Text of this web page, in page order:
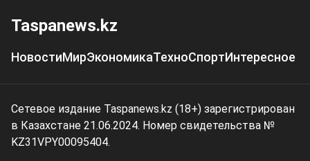
Taspanews.kz
НовостиМирЭкономикаТехноСпортИнтересное
Сетевое издание Taspanews.kz (18+) зарегистрирован
в Казахстане 21.06.2024. Номер свидетельства №
KZ31VPY00095404.